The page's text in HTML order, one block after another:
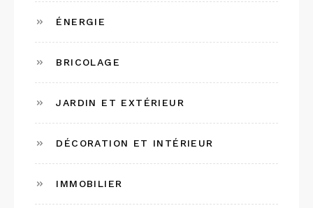
ÉNERGIE
BRICOLAGE
JARDIN ET EXTÉRIEUR
DÉCORATION ET INTÉRIEUR
IMMOBILIER